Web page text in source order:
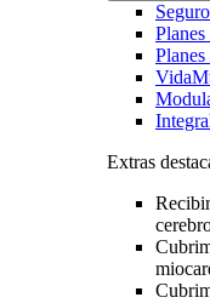
Planes
Extras